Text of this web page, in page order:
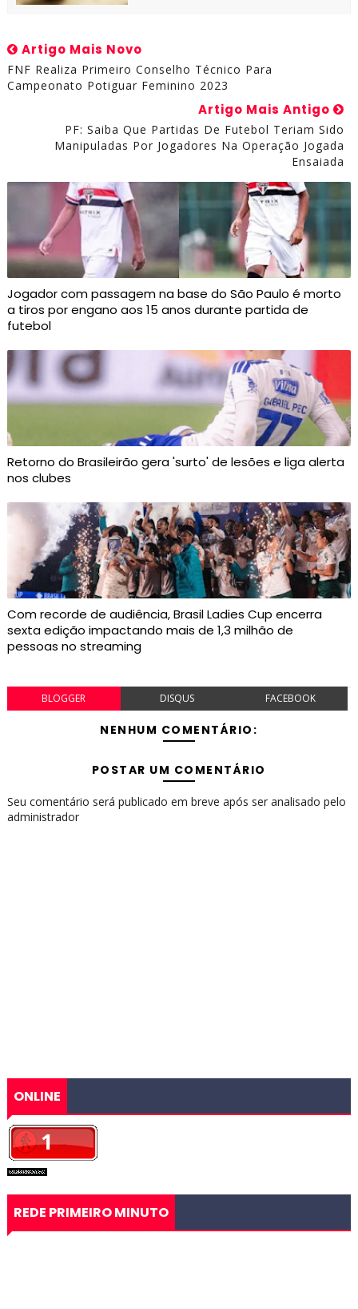
Artigo Mais Novo
FNF Realiza Primeiro Conselho Técnico Para
Campeonato Potiguar Feminino 2023
Artigo Mais Antigo
PF: Saiba Que Partidas De Futebol Teriam Sido
Manipuladas Por Jogadores Na Operação Jogada
Ensaiada
Jogador com passagem na base do São Paulo é morto
a tiros por engano aos 15 anos durante partida de
futebol
Retorno do Brasileirão gera 'surto' de lesões e liga alerta
nos clubes
Com recorde de audiência, Brasil Ladies Cup encerra
sexta edição impactando mais de 1,3 milhão de
pessoas no streaming
BLOGGER DISQUS FACEBOOK
NENHUM COMENTÁRIO:
POSTAR UM COMENTÁRIO
Seu comentário será publicado em breve após ser analisado pelo
administrador
ONLINE
REDE PRIMEIRO MINUTO